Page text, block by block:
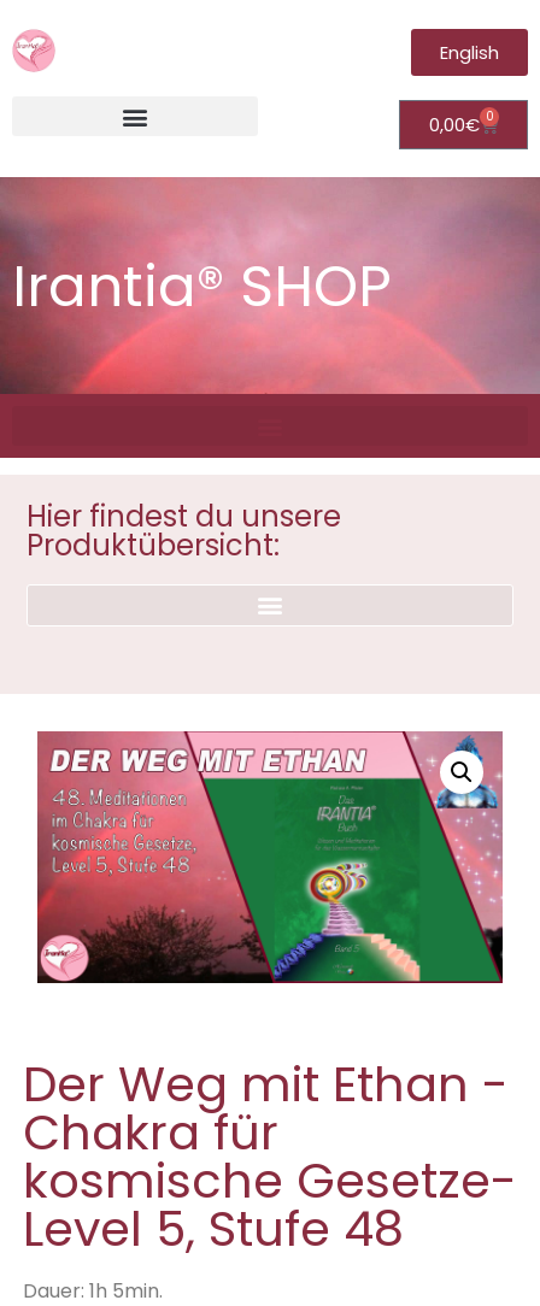
English
0,00€ 0
Irantia® SHOP
Hier findest du unsere
Produktübersicht:
Der Weg mit Ethan -
Chakra für
kosmische Gesetze-
Level 5, Stufe 48
Dauer: 1h 5min.